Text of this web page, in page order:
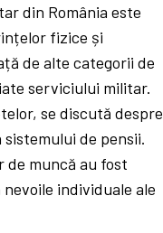
din România este
fizice și
de alte categorii de
serviciului militar.
se discută despre
de pensii.
muncă au fost
individuale ale